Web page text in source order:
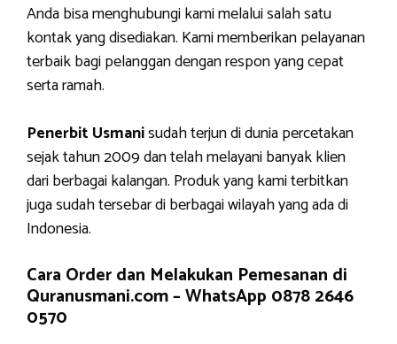
Anda bisa menghubungi kami melalui salah satu
kontak yang disediakan. Kami memberikan pelayanan
terbaik bagi pelanggan dengan respon yang cepat
serta ramah.
Penerbit Usmanisudah terjun di dunia percetakan
sejak tahun 2009 dan telah melayani banyak klien
dari berbagai kalangan. Produk yang kami terbitkan
juga sudah tersebar di berbagai wilayah yang ada di
Indonesia.
Cara Order dan Melakukan Pemesanan di
Quranusmani.com –WhatsApp 0878 2646
0570